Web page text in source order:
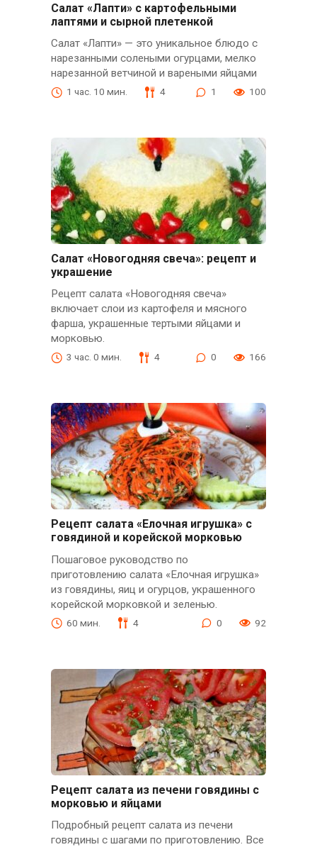
Салат «Лапти» с картофельными
лаптями и сырной плетенкой
Салат «Лапти» — это уникальное блюдо с
нарезанными солеными огурцами, мелко
нарезанной ветчиной и вареными яйцами
1 час. 10 мин. 4 1 100
Салат «Новогодняя свеча»: рецепт и
украшение
Рецепт салата «Новогодняя свеча»
включает слои из картофеля и мясного
фарша, украшенные тертыми яйцами и
морковью.
3 час. 0 мин. 4 0 166
Рецепт салата «Елочная игрушка» с
говядиной и корейской морковью
Пошаговое руководство по
приготовлению салата «Елочная игрушка»
из говядины, яиц и огурцов, украшенного
корейской морковкой и зеленью.
60 мин. 4 0 92
Рецепт салата из печени говядины с
морковью и яйцами
Подробный рецепт салата из печени
говядины с шагами по приготовлению. Все